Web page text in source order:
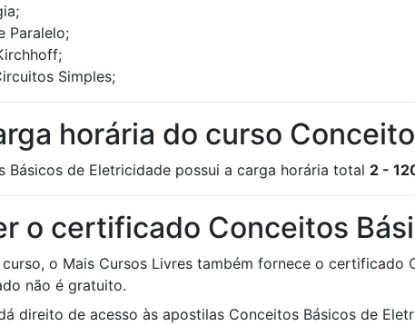
Paralelo;
Simples;
horária do curso
Básicos de Eletricidade possui a carga horária total 2 -
o certificado Conceitos
o Mais Cursos Livres também fornece o
não é gratuito.
direito de acesso às apostilas Conceitos Básicos de